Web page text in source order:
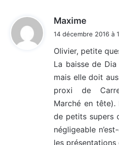
Maxime
:
14 décembre 2016 à
Olivier, petite
La baisse de
mais elle doit
proxi de
Marché en tête).
de petits supers
négligeable
les présentations